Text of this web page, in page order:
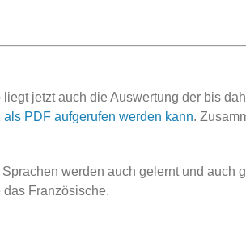
jetzt auch die Auswertung der bis
PDF aufgerufen werden kann.
werden auch gelernt und auch
Französische.